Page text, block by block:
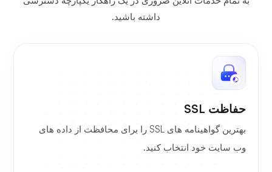
داشته باشید.
حفاظت SSL
بهترین گواهینامه های SSL را برای محافظت از داده های
وب سایت خود انتخاب کنید.